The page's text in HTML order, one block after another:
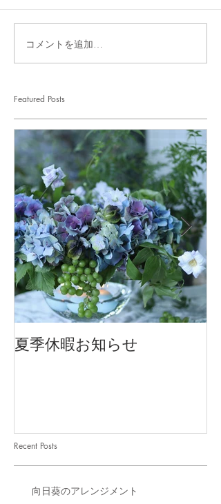
コメントを追加…
Featured Posts
夏季休暇お知らせ
Recent Posts
向日葵のアレンジメント